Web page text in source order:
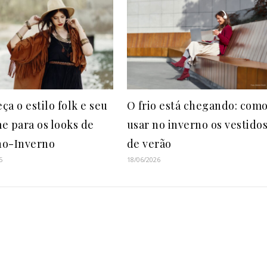
o estilo folk e seu
para os looks de
Inverno
O frio está chegando:
usar no inverno os
de verão
18/06/2026